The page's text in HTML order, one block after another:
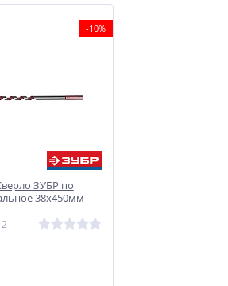
-10%
ЗУБР по
38х450мм